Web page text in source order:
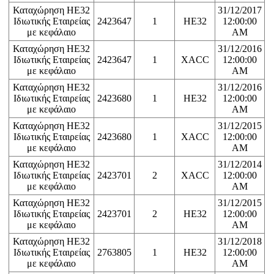
Καταχώρηση ΗΕ32
Ιδιωτικής Εταιρείας
με κεφάλαιο
2423647 1 HE32
31/12/2017
12:00:00
AM
Καταχώρηση ΗΕ32
Ιδιωτικής Εταιρείας
με κεφάλαιο
2423647 1 XACC
31/12/2016
12:00:00
AM
Καταχώρηση ΗΕ32
Ιδιωτικής Εταιρείας
με κεφάλαιο
2423680 1 HE32
31/12/2016
12:00:00
AM
Καταχώρηση ΗΕ32
Ιδιωτικής Εταιρείας
με κεφάλαιο
2423680 1 XACC
31/12/2015
12:00:00
AM
Καταχώρηση ΗΕ32
Ιδιωτικής Εταιρείας
με κεφάλαιο
2423701 2 XACC
31/12/2014
12:00:00
AM
Καταχώρηση ΗΕ32
Ιδιωτικής Εταιρείας
με κεφάλαιο
2423701 2 HE32
31/12/2015
12:00:00
AM
Καταχώρηση ΗΕ32
Ιδιωτικής Εταιρείας
με κεφάλαιο
2763805 1 HE32
31/12/2018
12:00:00
AM